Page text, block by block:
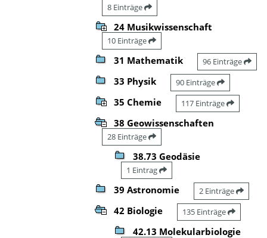
8 Einträge
24 Musikwissenschaft
10 Einträge
31 Mathematik 96 Einträge
33 Physik 90 Einträge
35 Chemie 117 Einträge
38 Geowissenschaften
28 Einträge
38.73 Geodäsie
1 Eintrag
39 Astronomie 2 Einträge
42 Biologie 135 Einträge
42.13 Molekularbiologie